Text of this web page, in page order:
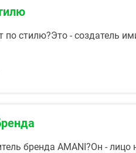
по стилю?Это - создатель
бренда AMANI?Он -